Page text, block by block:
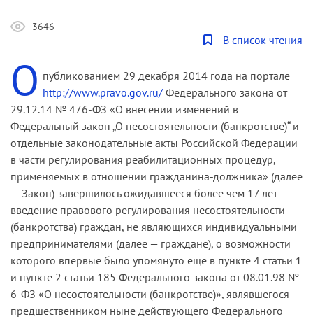
3646
В список чтения
О публикованием 29 декабря 2014 года на портале
http://www.pravo.gov.ru/ Федерального закона от
29.12.14 № 476-ФЗ «О внесении изменений в
Федеральный закон „О несостоятельности (банкротстве)“ и
отдельные законодательные акты Российской Федерации
в части регулирования реабилитационных процедур,
применяемых в отношении гражданина-должника» (далее
— Закон) завершилось ожидавшееся более чем 17 лет
введение правового регулирования несостоятельности
(банкротства) граждан, не являющихся индивидуальными
предпринимателями (далее — граждане), о возможности
которого впервые было упомянуто еще в пункте 4 статьи 1
и пункте 2 статьи 185 Федерального закона от 08.01.98 №
6-ФЗ «О несостоятельности (банкротстве)», являвшегося
предшественником ныне действующего Федерального